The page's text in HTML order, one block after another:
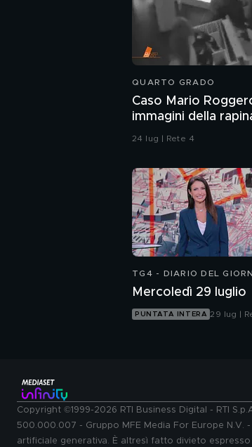
QUARTO GRADO
Caso Mario
immagini della
24 lug | Rete 4
TG4 - DIARIO DEL
Mercoledì 29 luglio
PUNTATA INTERA 29 lug |
Copyright ©1999-2026 RTI Business Digital - RTI
500.000.007 - Gruppo MFE Media For Europe
artificiale generativa. È altresì fatto divieto